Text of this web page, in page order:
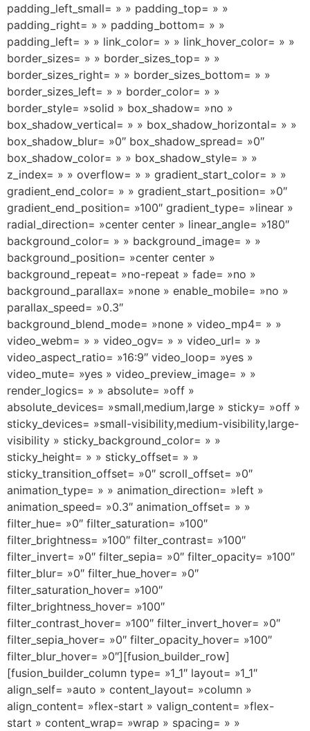
padding_left_small= » » padding_top= » »
padding_right= » » padding_bottom= » »
padding_left= » » link_color= » » link_hover_color= » »
border_sizes= » » border_sizes_top= » »
border_sizes_right= » » border_sizes_bottom= » »
border_sizes_left= » » border_color= » »
border_style= »solid » box_shadow= »no »
box_shadow_vertical= » » box_shadow_horizontal= » »
box_shadow_blur= »0″ box_shadow_spread= »0″
box_shadow_color= » » box_shadow_style= » »
z_index= » » overflow= » » gradient_start_color= » »
gradient_end_color= » » gradient_start_position= »0″
gradient_end_position= »100″ gradient_type= »linear »
radial_direction= »center center » linear_angle= »180″
background_color= » » background_image= » »
background_position= »center center »
background_repeat= »no-repeat » fade= »no »
background_parallax= »none » enable_mobile= »no »
parallax_speed= »0.3″
background_blend_mode= »none » video_mp4= » »
video_webm= » » video_ogv= » » video_url= » »
video_aspect_ratio= »16:9″ video_loop= »yes »
video_mute= »yes » video_preview_image= » »
render_logics= » » absolute= »off »
absolute_devices= »small,medium,large » sticky= »off »
sticky_devices= »small-visibility,medium-visibility,large-
visibility » sticky_background_color= » »
sticky_height= » » sticky_offset= » »
sticky_transition_offset= »0″ scroll_offset= »0″
animation_type= » » animation_direction= »left »
animation_speed= »0.3″ animation_offset= » »
filter_hue= »0″ filter_saturation= »100″
filter_brightness= »100″ filter_contrast= »100″
filter_invert= »0″ filter_sepia= »0″ filter_opacity= »100″
filter_blur= »0″ filter_hue_hover= »0″
filter_saturation_hover= »100″
filter_brightness_hover= »100″
filter_contrast_hover= »100″ filter_invert_hover= »0″
filter_sepia_hover= »0″ filter_opacity_hover= »100″
filter_blur_hover= »0″][fusion_builder_row]
[fusion_builder_column type= »1_1″ layout= »1_1″
align_self= »auto » content_layout= »column »
align_content= »flex-start » valign_content= »flex-
start » content_wrap= »wrap » spacing= » »